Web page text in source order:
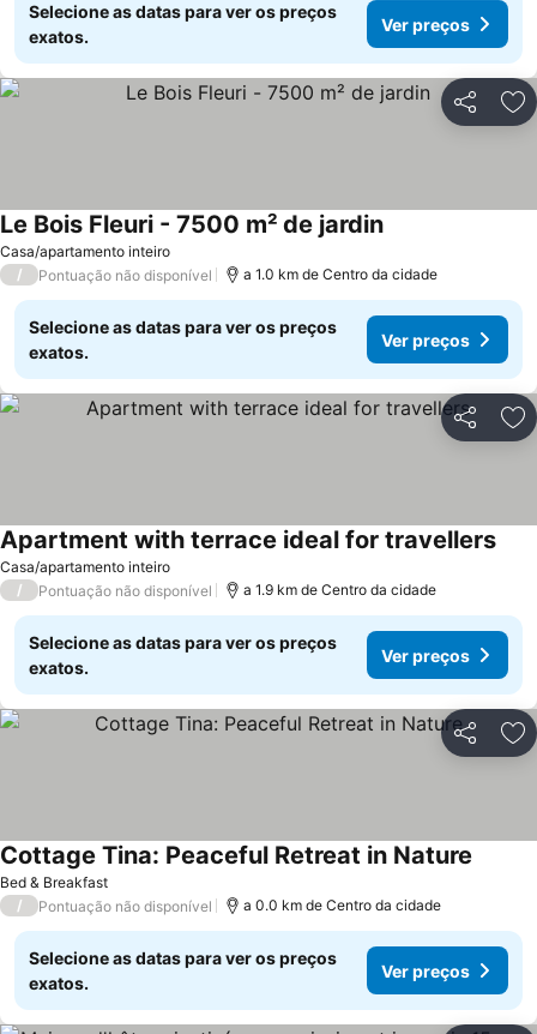
Selecione as datas para ver os preços
exatos.
Ver preços
Partilhar
Casa/apartamento inteiro
Le Bois Fleuri - 7500 m² de jardin
/ Pontuação não disponível a 1.0 km de Centro da cidade
Selecione as datas para ver os preços
exatos.
Ver preços
Partilhar
Casa/apartamento inteiro
Apartment with terrace ideal for travellers
/ Pontuação não disponível a 1.9 km de Centro da cidade
Selecione as datas para ver os preços
exatos.
Ver preços
Partilhar
Bed & Breakfast
Cottage Tina: Peaceful Retreat in Nature
/ Pontuação não disponível a 0.0 km de Centro da cidade
Selecione as datas para ver os preços
exatos.
Ver preços